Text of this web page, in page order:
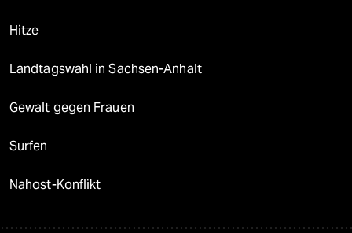
Hitze
Landtagswahl in Sachsen-Anhalt
Gewalt gegen Frauen
Surfen
Nahost-Konflikt